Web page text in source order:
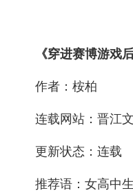
《穿进赛博游戏
作者：桉柏
连载网站：晋江
更新状态：连载
推荐语：女高中